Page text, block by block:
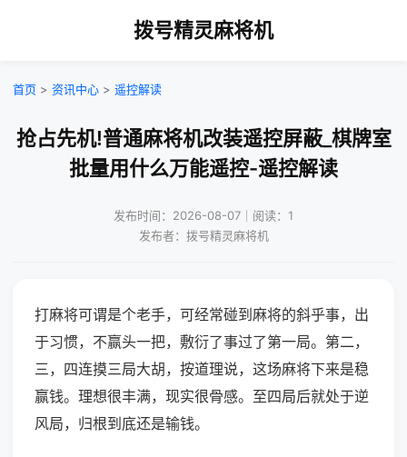
拨号精灵麻将机
首页 > 资讯中心 > 遥控解读
抢占先机!普通麻将机改装遥控屏蔽_棋牌室
批量用什么万能遥控-遥控解读
发布时间：2026-08-07｜阅读：1
发布者：拨号精灵麻将机
打麻将可谓是个老手，可经常碰到麻将的斜乎事，出
于习惯，不赢头一把，敷衍了事过了第一局。第二，
三，四连摸三局大胡，按道理说，这场麻将下来是稳
赢钱。理想很丰满，现实很骨感。至四局后就处于逆
风局，归根到底还是输钱。